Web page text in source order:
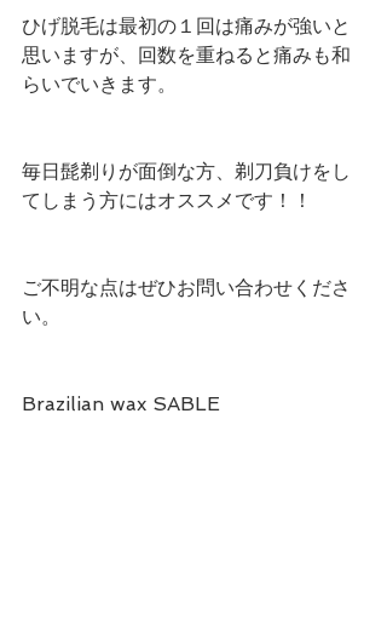
ひげ脱毛は最初の１回は痛みが強いと
思いますが、回数を重ねると痛みも和
らいでいきます。
毎日髭剃りが面倒な方、剃刀負けをし
てしまう方にはオススメです！！
ご不明な点はぜひお問い合わせくださ
い。
Brazilian wax SABLE